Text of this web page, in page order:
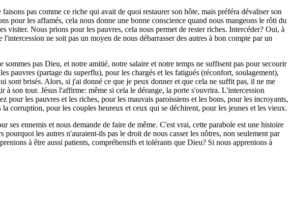
pas comme ce riche qui avait de quoi restaurer son hôte, mais préféra dévaliser son
pour les affamés, cela nous donne une bonne conscience quand nous mangeons le rôti du
Nous prions pour les pauvres, cela nous permet de rester riches. Intercéder? Oui, à
ne soit pas un moyen de nous débarrasser des autres à bon compte par un
pas Dieu, et notre amitié, notre salaire et notre temps ne suffisent pas pour secourir
pauvres (partage du superflu), pour les chargés et les fatigués (réconfort, soulagement),
sont brisés. Alors, si j'ai donné ce que je peux donner et que cela ne suffit pas, il ne me
son tour. Jésus l'affirme: même si cela le dérange, la porte s'ouvrira. L'intercession
les pauvres et les riches, pour les mauvais paroissiens et les bons, pour les incroyants,
corruption, pour les couples heureux et ceux qui se déchirent, pour les jeunes et les vieux.
ses ennemis et nous demande de faire de même. C'est vrai, cette parabole est une histoire
les autres n'auraient-ils pas le droit de nous casser les nôtres, non seulement par
à être aussi patients, compréhensifs et tolérants que Dieu? Si nous apprenions à